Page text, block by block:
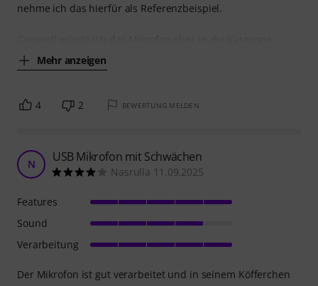
nehme ich das hierfür als Referenzbeispiel.
Mehr anzeigen
4 2 BEWERTUNG MELDEN
N USB Mikrofon mit Schwächen
Nasrulla 11.09.2025
Der Mikrofon ist gut verarbeitet und in seinem Köfferchen
Features
Sound
Verarbeitung